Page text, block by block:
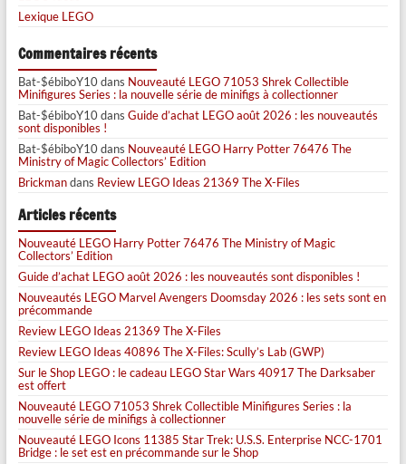
Lexique LEGO
Commentaires récents
Bat-$ébiboY10dans Nouveauté LEGO 71053 Shrek Collectible
Minifigures Series : la nouvelle série de minifigs à collectionner
Bat-$ébiboY10dans Guide d’achat LEGO août 2026 : les nouveautés
sont disponibles !
Bat-$ébiboY10dans Nouveauté LEGO Harry Potter 76476 The
Ministry of Magic Collectors’ Edition
Brickmandans Review LEGO Ideas 21369 The X-Files
Articles récents
Nouveauté LEGO Harry Potter 76476 The Ministry of Magic
Collectors’ Edition
Guide d’achat LEGO août 2026 : les nouveautés sont disponibles !
Nouveautés LEGO Marvel Avengers Doomsday 2026 : les sets sont en
précommande
Review LEGO Ideas 21369 The X-Files
Review LEGO Ideas 40896 The X-Files: Scully’s Lab (GWP)
Sur le Shop LEGO : le cadeau LEGO Star Wars 40917 The Darksaber
est offert
Nouveauté LEGO 71053 Shrek Collectible Minifigures Series : la
nouvelle série de minifigs à collectionner
Nouveauté LEGO Icons 11385 Star Trek: U.S.S. Enterprise NCC-1701
Bridge : le set est en précommande sur le Shop